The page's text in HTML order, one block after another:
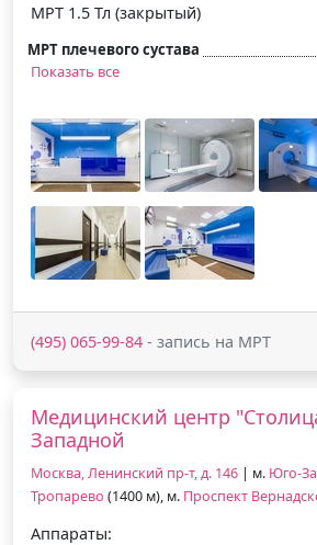
МРТ 1.5 Тл (закрытый)
МРТ плечевого сустава
Показать все
(495) 065-99-84 - запись на МРТ
Медицинский центр
Западной
Москва, Ленинский пр-т, д. 146 | м. Юго-
Тропарево (1400 м), м. Проспект
Аппараты: